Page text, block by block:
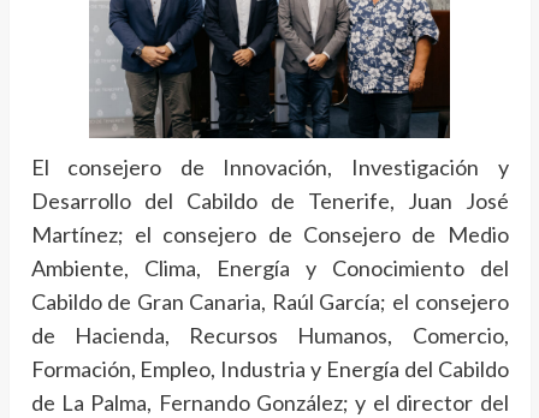
El consejero de Innovación, Investigación y
Desarrollo del Cabildo de Tenerife, Juan José
Martínez; el consejero de Consejero de Medio
Ambiente, Clima, Energía y Conocimiento del
Cabildo de Gran Canaria, Raúl García; el consejero
de Hacienda, Recursos Humanos, Comercio,
Formación, Empleo, Industria y Energía del Cabildo
de La Palma, Fernando González; y el director del